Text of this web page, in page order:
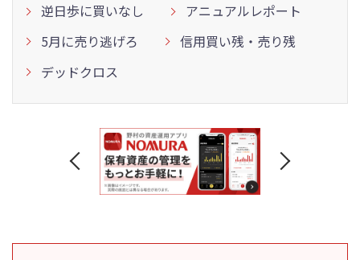
逆日歩に買いなし
アニュアルレポート
5月に売り逃げろ
信用買い残・売り残
デッドクロス